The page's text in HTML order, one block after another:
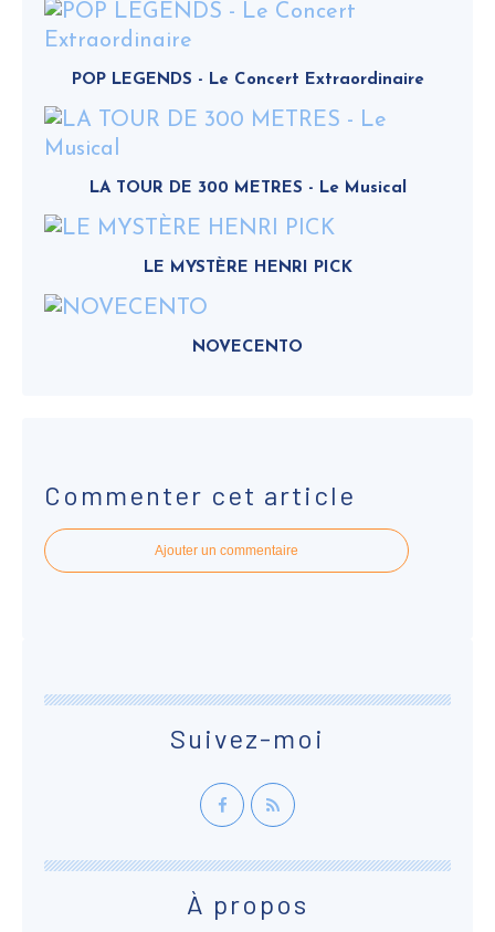
POP LEGENDS - Le Concert Extraordinaire
LA TOUR DE 300 METRES - Le Musical
LE MYSTÈRE HENRI PICK
NOVECENTO
Commenter cet article
Ajouter un commentaire
Suivez-moi
À propos